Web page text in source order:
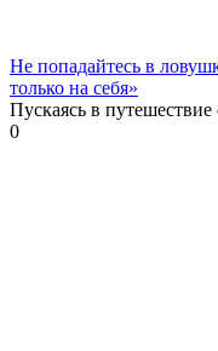
Не попадайтесь в
только на себя»
Пускаясь в
0